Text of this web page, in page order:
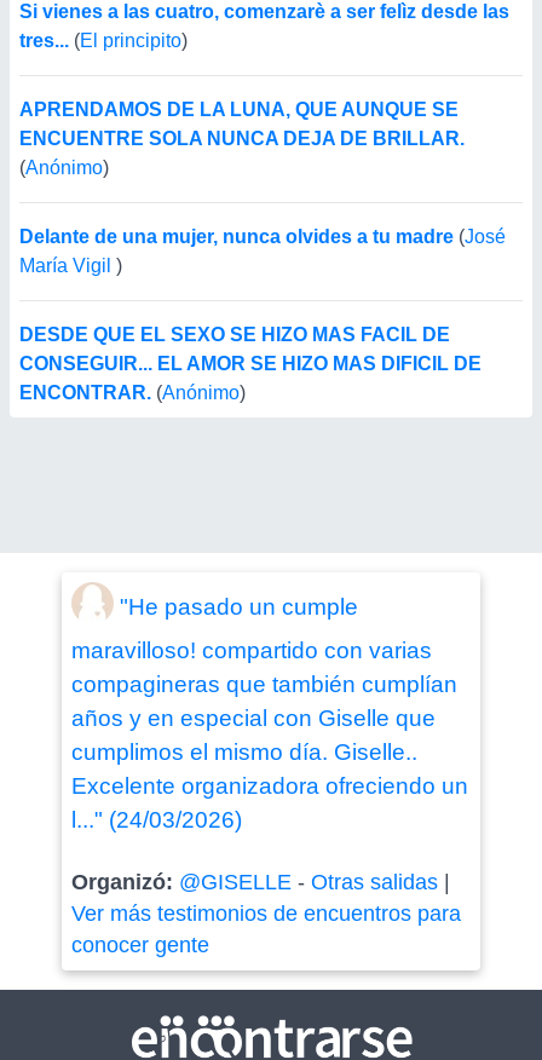
Si vienes a las cuatro, comenzarè a ser felìz desde las
tres... (El principito)
APRENDAMOS DE LA LUNA, QUE AUNQUE SE
ENCUENTRE SOLA NUNCA DEJA DE BRILLAR.
(Anónimo)
Delante de una mujer, nunca olvides a tu madre (José
María Vigil )
DESDE QUE EL SEXO SE HIZO MAS FACIL DE
CONSEGUIR... EL AMOR SE HIZO MAS DIFICIL DE
ENCONTRAR. (Anónimo)
"He pasado un cumple
maravilloso! compartido con varias
compagineras que también cumplían
años y en especial con Giselle que
cumplimos el mismo día. Giselle..
Excelente organizadora ofreciendo un
l..." (24/03/2026)
Organizó: @GISELLE- Otras salidas|
Ver más testimonios de encuentros para
conocer gente